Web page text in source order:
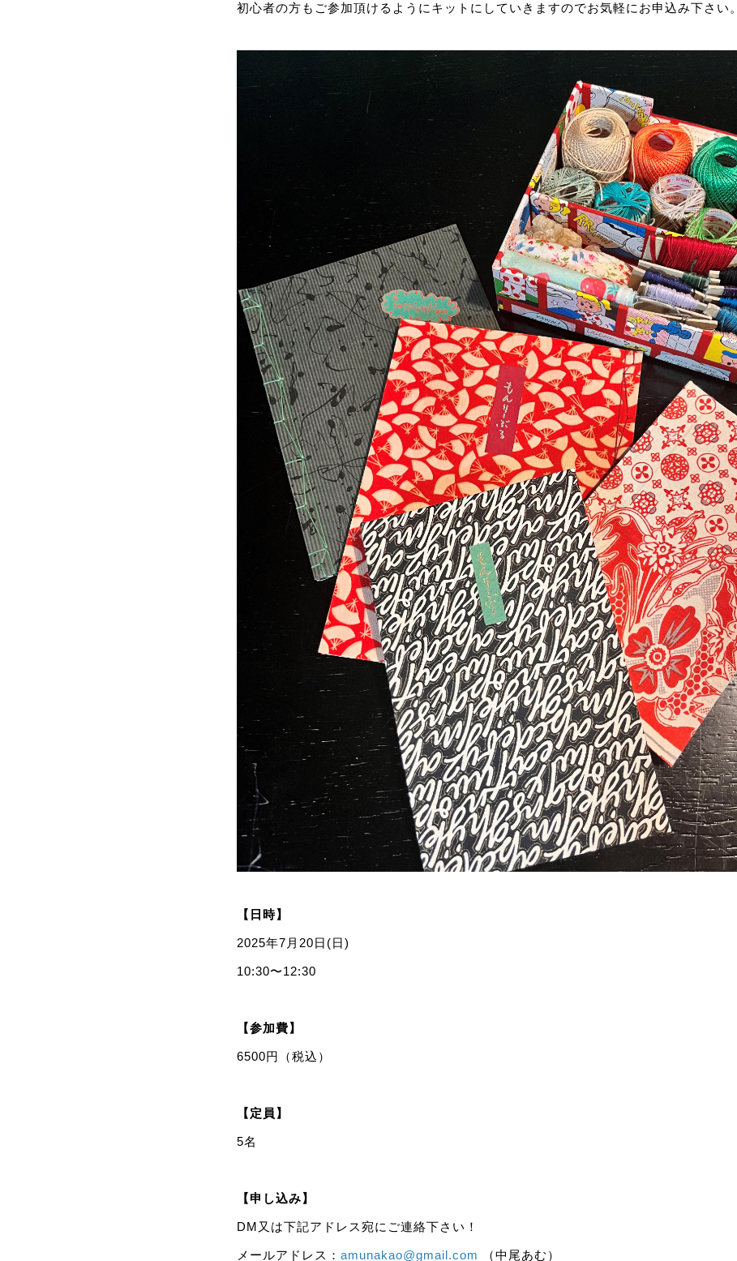
初心者の方もご参加頂けるようにキットにしていきますのでお気軽にお申込み下さい。
【日時】
2025年7月20日(日)
10:30〜12:30
【参加費】
6500円（税込）
【定員】
5名
【申し込み】
DM又は下記アドレス宛にご連絡下さい！
メールアドレス： amunakao@gmail.com （中尾あむ）